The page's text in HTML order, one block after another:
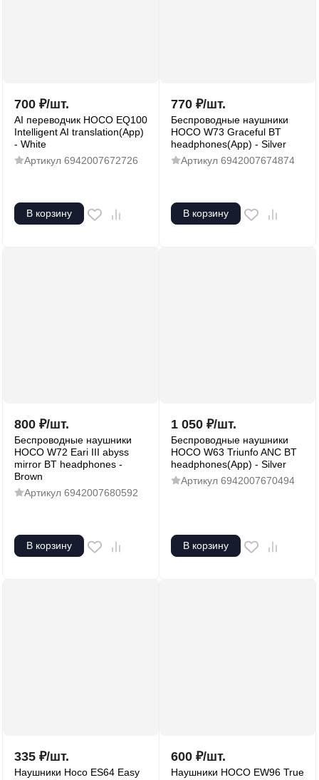
700 ₽/шт.
AI переводчик HOCO EQ100
Intelligent AI translation(App)
- White
Артикул 6942007672726
В корзину
770 ₽/шт.
Беспроводные наушники
HOCO W73 Graceful BT
headphones(App) - Silver
Артикул 6942007674874
В корзину
800 ₽/шт.
Беспроводные наушники
HOCO W72 Eari III abyss
mirror BT headphones -
Brown
Артикул 6942007680592
В корзину
1 050 ₽/шт.
Беспроводные наушники
HOCO W63 Triunfo ANC BT
headphones(App) - Silver
Артикул 6942007670494
В корзину
335 ₽/шт.
Наушники Hoco ES64 Easy
600 ₽/шт.
Наушники HOCO EW96 True